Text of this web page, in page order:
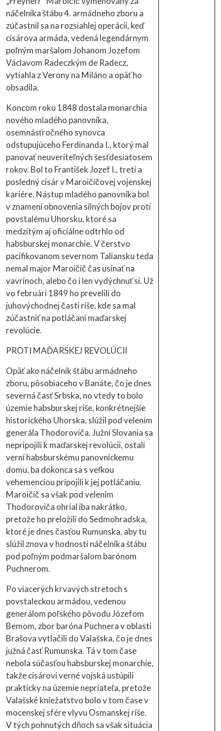
náčelníka štábu 4. armádneho zboru a
zúčastnil sa na rozsiahlej operácii, keď
cisárova armáda, vedená legendárnym
poľným maršalom Johanom Jozefom
Václavom Radeczkým de Radecz,
vytiahla z Verony na Miláno a opäť ho
obsadila.
Koncom roku 1848 dostala monarchia
nového mladého panovníka,
osemnásťročného synovca
odstupujúceho Ferdinanda I., ktorý mal
panovať neuveriteľných šesťdesiatosem
rokov. Bol to František Jozef I., tretí a
posledný cisár v Maroičičovej vojenskej
kariére. Nástup mladého panovníka bol
v znamení obnovenia silných bojov proti
povstalému Uhorsku, ktoré sa
medzitým aj oficiálne odtrhlo od
habsburskej monarchie. V čerstvo
pacifikovanom severnom Taliansku teda
nemal major Maroičič čas usínať na
vavrínoch, alebo čo i len vydýchnuť si. Už
vo februári 1849 ho prevelili do
juhovýchodnej časti ríše, kde sa mal
zúčastniť na potláčaní maďarskej
revolúcie.
PROTI MAĎARSKEJ REVOLÚCII
Opäť ako náčelník štábu armádneho
zboru, pôsobiaceho v Banáte, čo je dnes
severná časť Srbska, no vtedy to bolo
územie habsburskej ríše, konkrétnejšie
historického Uhorska, slúžil pod velením
generála Thodoroviča. Južní Slovania sa
nepripojili k maďarskej revolúcii, ostali
verní habsburskému panovníckemu
domu, ba dokonca sa s veľkou
vehemenciou pripojili k jej potláčaniu.
Maroičič sa však pod velením
Thodoroviča ohrial iba nakrátko,
pretože ho preložili do Sedmohradska,
ktoré je dnes časťou Rumunska, aby tu
slúžil znova v hodnosti náčelníka štábu
pod poľným podmaršalom barónom
Puchnerom.
Po viacerých krvavých stretoch s
povstaleckou armádou, vedenou
generálom poľského pôvodu Józefom
Bemom, zbor baróna Puchnera v oblasti
Brašova vytlačili do Valašska, čo je dnes
južná časť Rumunska. Tá v tom čase
nebola súčasťou habsburskej monarchie,
takže cisárovi verné vojská ustúpili
prakticky na územie nepriateľa, pretože
Valašské kniežatstvo bolo v tom čase v
mocenskej sfére vlyvu Osmanskej ríše.
V tých pohnutých dňoch sa však situácia